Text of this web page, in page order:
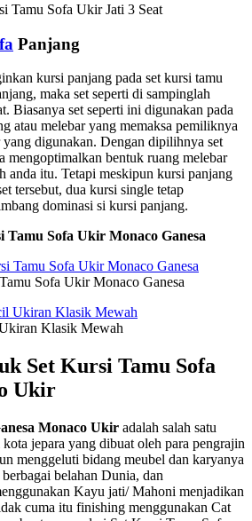
Tamu Sofa Ukir Jati 3 Seat
Panjang
kursi panjang pada set kursi tamu
maka set seperti di sampinglah
Biasanya set seperti ini digunakan pada
atau melebar yang memaksa pemiliknya
digunakan. Dengan dipilihnya set
mengoptimalkan bentuk ruang melebar
anda itu. Tetapi meskipun kursi panjang
tersebut, dua kursi single tetap
dominasi si kursi panjang.
Sofa Ukir Monaco Ganesa
Sofa Ukir Monaco Ganesa
Klasik Mewah
Set Kursi Tamu Sofa
Ukir
Monaco Ukir adalah salah satu
jepara yang dibuat oleh para pengrajin
menggeluti bidang meubel dan karyanya
belahan Dunia, dan
Kayu jati/ Mahoni menjadikan
cuma itu finishing menggunakan Cat